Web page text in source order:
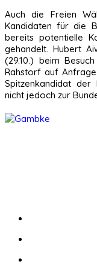
Auch die Freien
Kandidaten für die
bereits potentielle
gehandelt. Hubert
(29.10.) beim
Rahstorf auf
Spitzenkandidat der
nicht jedoch zur